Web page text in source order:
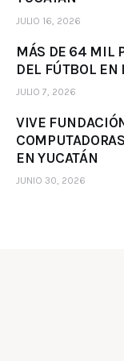
JULIO 16, 2026
MÁS DE 64 MIL
DEL FÚTBOL EN
JULIO 7, 2026
VIVE
EN YUCATÁN
JUNIO 30, 2026